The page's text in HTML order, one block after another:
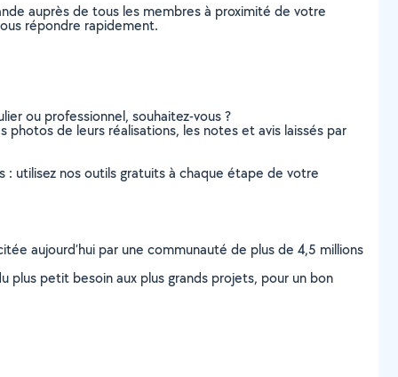
auprès de tous les membres à proximité de votre
répondre rapidement.
ou professionnel, souhaitez-vous ?
photos de leurs réalisations, les notes et avis laissés par
: utilisez nos outils gratuits à chaque étape de votre
aujourd’hui par une communauté de plus de 4,5 millions
plus petit besoin aux plus grands projets, pour un bon